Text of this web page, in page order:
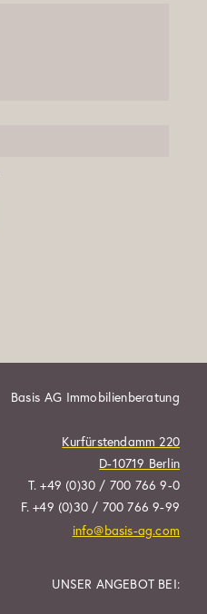
Basis AG Immobilienberatung
Kurfürstendamm 220
D-10719 Berlin
T. +49 (0)30 / 700 766 9-0
F. +49 (0)30 / 700 766 9-99
info@basis-ag.com
UNSER ANGEBOT BEI: